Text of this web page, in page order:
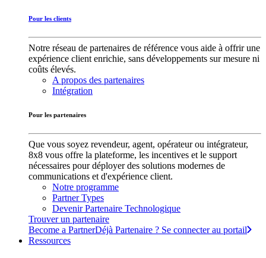
Pour les clients
Notre réseau de partenaires de référence vous aide à offrir une
expérience client enrichie, sans développements sur mesure ni
coûts élevés.
A propos des partenaires
Intégration
Pour les partenaires
Que vous soyez revendeur, agent, opérateur ou intégrateur,
8x8 vous offre la plateforme, les incentives et le support
nécessaires pour déployer des solutions modernes de
communications et d'expérience client.
Notre programme
Partner Types
Devenir Partenaire Technologique
Trouver un partenaire
Become a PartnerDéjà Partenaire ? Se connecter au portail
Ressources